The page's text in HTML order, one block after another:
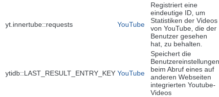
yt.innertube::requests YouTube
Registriert eine
eindeutige ID, um
Statistiken der Videos
von YouTube, die der
Benutzer gesehen
hat, zu behalten.
ytidb::LAST_RESULT_ENTRY_KEY YouTube
Speichert die
Benutzereinstellungen
beim Abruf eines auf
anderen Webseiten
integrierten Youtube-
Videos